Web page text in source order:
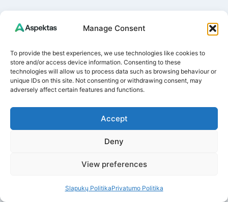
Manage Consent
To provide the best experiences, we use technologies like cookies to
store and/or access device information. Consenting to these
technologies will allow us to process data such as browsing behaviour or
unique IDs on this site. Not consenting or withdrawing consent, may
adversely affect certain features and functions.
Accept
Deny
View preferences
Slapukų PolitikaPrivatumo Politika
B grupės vitaminai: kada papildai